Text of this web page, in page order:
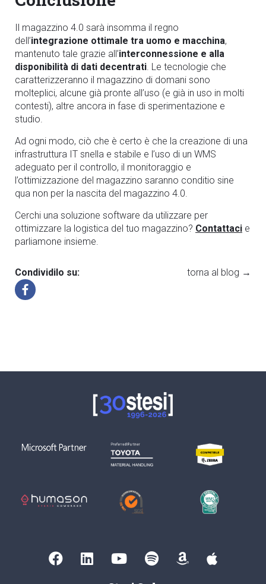
Il magazzino 4.0 sarà insomma il regno
dell’integrazione ottimale tra uomo e macchina,
mantenuto tale grazie all’interconnessione e alla
disponibilità di dati decentrati. Le tecnologie che
caratterizzeranno il magazzino di domani sono
molteplici, alcune già pronte all’uso (e già in uso in molti
contesti), altre ancora in fase di sperimentazione e
studio.
Ad ogni modo, ciò che è certo è che la creazione di una
infrastruttura IT snella e stabile e l’uso di un WMS
adeguato per il controllo, il monitoraggio e
l’ottimizzazione del magazzino saranno conditio sine
qua non per la nascita del magazzino 4.0.
Cerchi una soluzione software da utilizzare per
ottimizzare la logistica del tuo magazzino? Contattaci e
parliamone insieme.
Condividilo su: torna al blog →